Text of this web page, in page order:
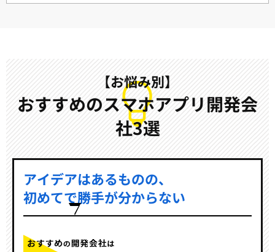
【お悩み別】
おすすめのスマホアプリ開発会
社3選
アイデアはあるものの、
初めてで勝手が分からない